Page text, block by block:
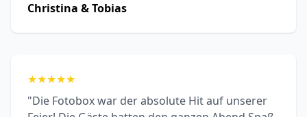
Christina & Tobias
★★★★★
"Die Fotobox war der absolute Hit auf unserer